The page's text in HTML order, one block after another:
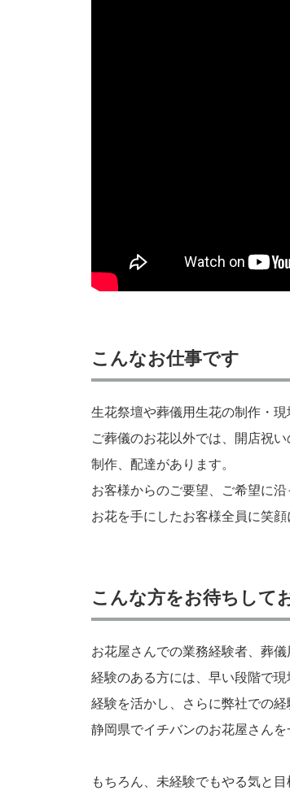
こんなお仕事です
生花祭壇や葬儀用生花の制作・
ご葬儀のお花以外では、開店祝
制作、配達があります。
お客様からのご要望、ご希望に
お花を手にしたお客様全員に笑
こんな方をお待ちして
お花屋さんでの業務経験者、葬
経験のある方には、早い段階で
経験を活かし、さらに弊社での
静岡県でイチバンのお花屋さんを
もちろん、未経験でもやる気と